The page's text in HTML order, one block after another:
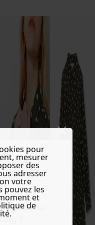
to
?
pour
mesurer
des
adresser
votre
pouvez les
et
de